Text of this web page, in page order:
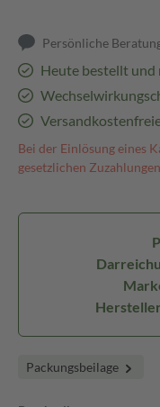
Persönliche
Heute bestellt und
Bei der Einlösung eines
gesetzlichen
Packungsbeilage